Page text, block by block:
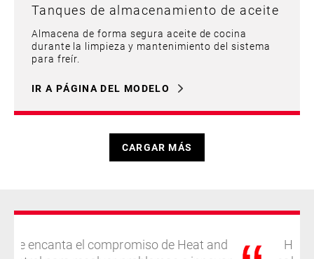
Tanques de almacenamiento de aceite
Almacena de forma segura aceite de cocina
durante la limpieza y mantenimiento del sistema
para freír.
IR A PÁGINA DEL MODELO
CARGAR MÁS
Me encanta el compromiso de Heat and
Heat